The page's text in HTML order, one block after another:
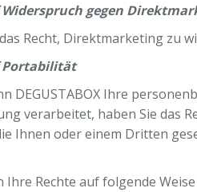
gegen
Recht, Direktmarketing zu
Portabilität
DEGUSTABOX Ihre
verarbeitet, haben Sie das
Ihnen oder einem Dritten
Ihre Rechte auf folgende